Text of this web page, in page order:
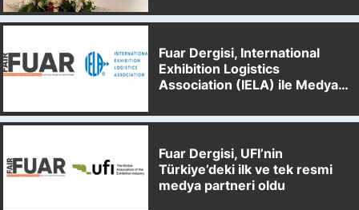
Fuar Dergisi, International
Exhibition Logistics
Association (IELA) ile Medya
Fuar Dergisi, UFI’nin
Türkiye’deki ilk ve tek resmi
medya partneri oldu